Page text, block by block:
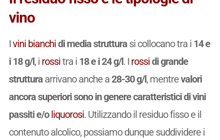
vino
Ivini bianchidi media strutturasi collocano tra i 14 e
i 18 g/l, i rossitra i 18 e i 24 g/l. I rossidi grande
strutturaarrivano anche a28-30 g/l, mentrevalori
ancora superiori sono in genere caratteristici di vini
passiti e/oliquorosi. Utilizzando il residuo fisso e il
contenuto alcolico, possiamo dunque suddividere i